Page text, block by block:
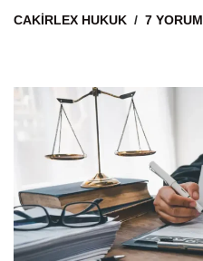
CAKIRLEX HUKUK 7 YORUM